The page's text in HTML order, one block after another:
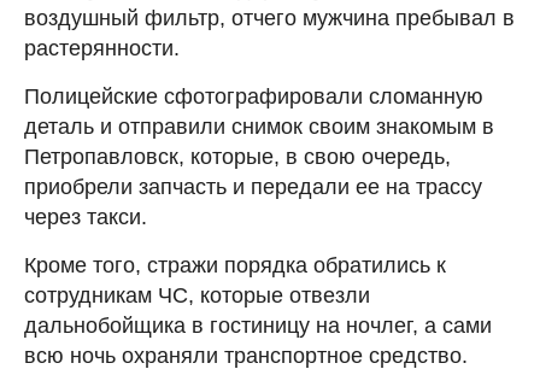
воздушный фильтр, отчего мужчина пребывал в
растерянности.
Полицейские сфотографировали сломанную
деталь и отправили снимок своим знакомым в
Петропавловск, которые, в свою очередь,
приобрели запчасть и передали ее на трассу
через такси.
Кроме того, стражи порядка обратились к
сотрудникам ЧС, которые отвезли
дальнобойщика в гостиницу на ночлег, а сами
всю ночь охраняли транспортное средство.